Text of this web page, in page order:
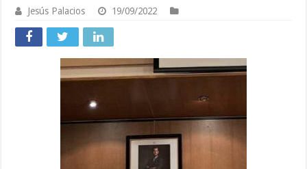
Jesús Palacios 19/09/2022